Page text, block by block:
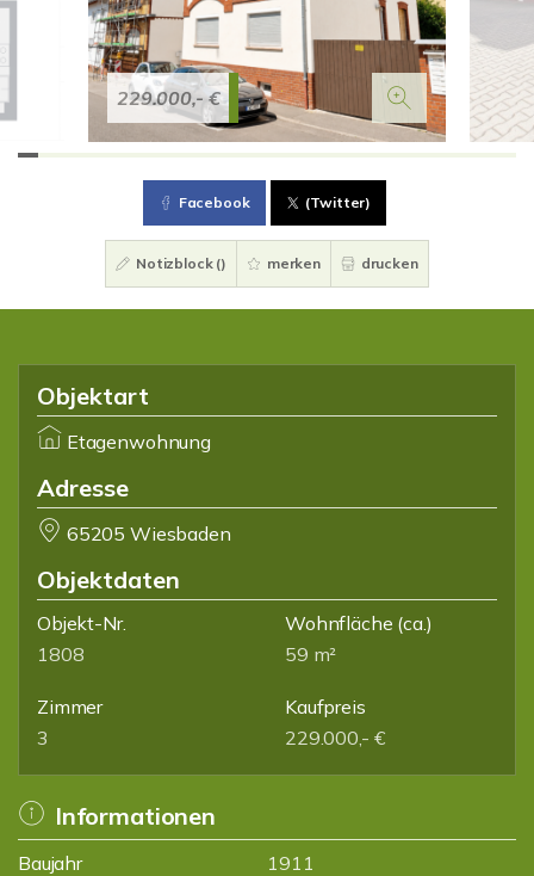
229.000,- €
Facebook (Twitter)
Notizblock () merken drucken
Objektart
Etagenwohnung
Adresse
65205 Wiesbaden
Objektdaten
Objekt-Nr.
1808
Wohnfläche (ca.)
59 m²
Zimmer
3
Kaufpreis
229.000,- €
Informationen
Baujahr 1911